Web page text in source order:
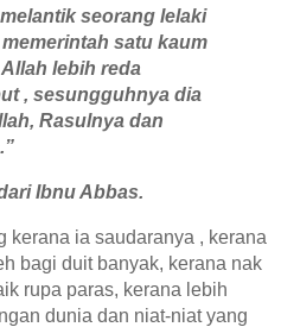
seorang lelaki
satu kaum
lebih reda
, sesungguhnya dia
Rasulnya dan
Ibnu Abbas.
kerana ia saudaranya , kerana
bagi duit banyak, kerana nak
rupa paras, kerana lebih
dunia dan niat-niat yang